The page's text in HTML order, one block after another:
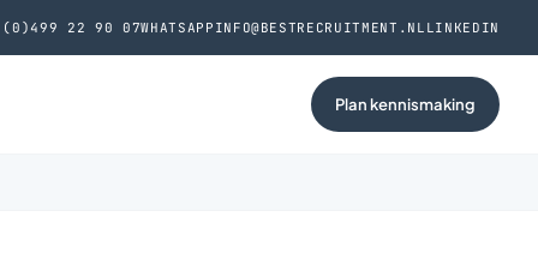
(0)499 22 90 07WHATSAPP INFO@BESTRECRUITMENT.NL LINKEDIN
Plan kennismaking